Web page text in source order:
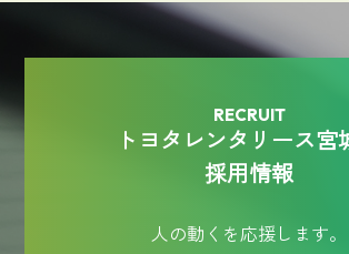
RECRUIT
トヨタレンタリース宮
採用情報
人の動くを応援します。